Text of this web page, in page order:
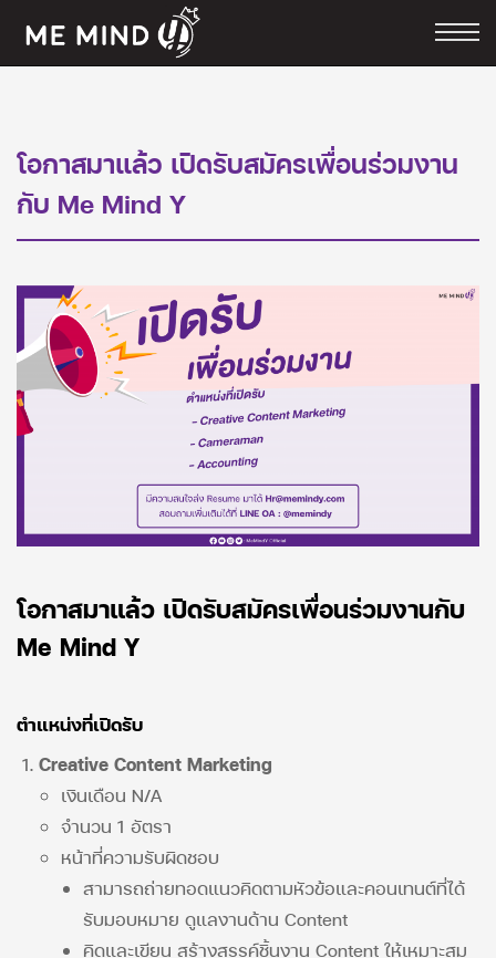
โอกาสมาแล้ว เปิดรับสมัครเพื่อนร่วมงาน
กับ Me Mind Y
โอกาสมาแล้ว เปิดรับสมัครเพื่อนร่วมงานกับ
Me Mind Y
ตำแหน่งที่เปิดรับ
Creative Content Marketing
เงินเดือน N/A
จำนวน 1 อัตรา
หน้าที่ความรับผิดชอบ
สามารถถ่ายทอดแนวคิดตามหัวข้อและคอนเทนต์ที่ได้
รับมอบหมาย ดูแลงานด้าน Content
คิดและเขียน สร้างสรรค์ชิ้นงาน Content ให้เหมาะสม